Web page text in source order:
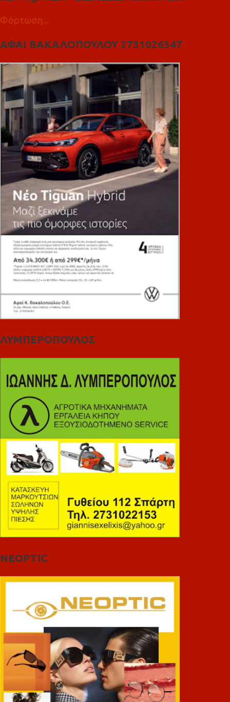
Φόρτωση...
ΑΦΑΙ ΒΑΚΑΛΟΠΟΥΛΟΥ 2731026347
ΛΥΜΠΕΡΟΠΟΥΛΟΣ
NEOPTIC